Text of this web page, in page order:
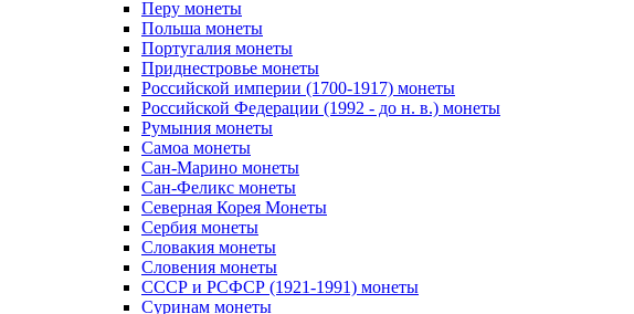
Перу монеты
Польша монеты
Португалия монеты
Приднестровье монеты
Российской империи (1700-1917) монеты
Российской Федерации (1992 - до н. в.) монеты
Румыния монеты
Самоа монеты
Сан-Марино монеты
Сан-Феликс монеты
Северная Корея Монеты
Сербия монеты
Словакия монеты
Словения монеты
СССР и РСФСР (1921-1991) монеты
Суринам монеты